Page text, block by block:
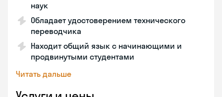
наук
Обладает удостоверением технического
переводчика
Находит общий язык с начинающими и
продвинутыми студентами
Читать дальше